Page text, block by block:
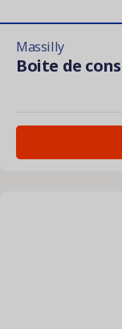
Massilly
Boite de